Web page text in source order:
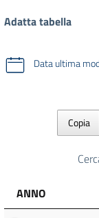
Adatta tabella
Data ultima
Copia
ANNO